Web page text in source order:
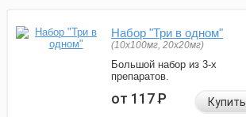
Набор "Три в одном"
(10x100мг, 20x20мг)
Большой набор из 3-х
препаратов.
от 117Р Купить